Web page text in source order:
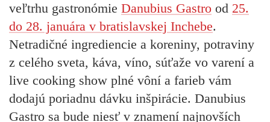
veľtrhu gastronómie Danubius Gastro od 25.
do 28. januára v bratislavskej Inchebe.
Netradičné ingrediencie a koreniny, potraviny
z celého sveta, káva, víno, súťaže vo varení a
live cooking show plné vôní a farieb vám
dodajú poriadnu dávku inšpirácie. Danubius
Gastro sa bude niesť v znamení najnovších